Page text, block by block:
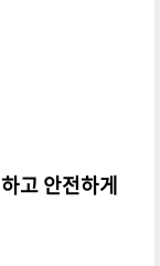
고 안전하게